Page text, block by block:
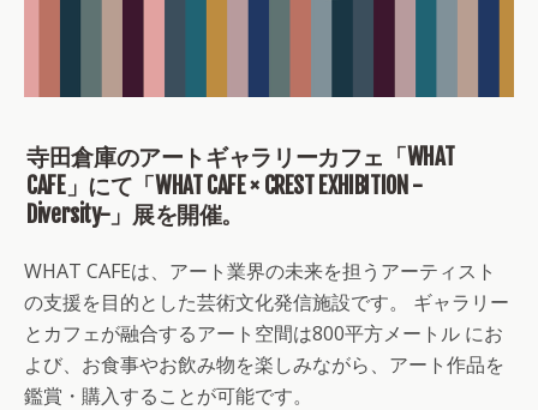
寺田倉庫のアートギャラリーカフェ「WHAT
CAFE」にて「WHAT CAFE × CREST EXHIBITION -
Diversity-」展を開催。
WHAT CAFEは、アート業界の未来を担うアーティスト
の支援を目的とした芸術文化発信施設です。 ギャラリー
とカフェが融合するアート空間は800平方メートル にお
よび、お食事やお飲み物を楽しみながら、アート作品を
鑑賞・購入することが可能です。